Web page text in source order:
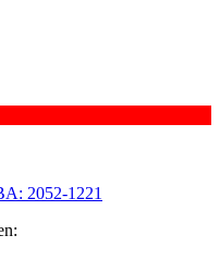
2052-1221